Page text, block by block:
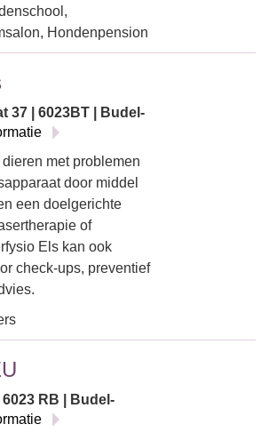
Hondenpension
37 | 6023BT | Budel-
met problemen
door middel
een doelgerichte
of
Els kan ook
check-ups, preventief
RB | Budel-